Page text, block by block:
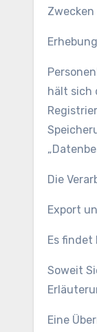
hält sich
Die
Export
Es findet
Soweit
Eine